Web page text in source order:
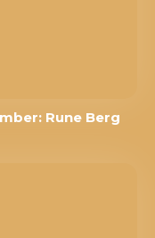
Rune Berg